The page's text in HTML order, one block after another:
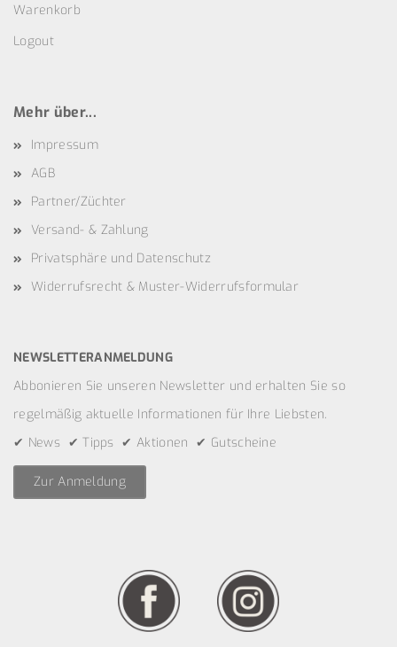
Warenkorb
Logout
Mehr über...
Impressum
AGB
Partner/Züchter
Versand- & Zahlung
Privatsphäre und Datenschutz
Widerrufsrecht & Muster-Widerrufsformular
NEWSLETTERANMELDUNG
Abbonieren Sie unseren Newsletter und erhalten Sie so
regelmäßig aktuelle Informationen für Ihre Liebsten.
✔ News ✔ Tipps ✔ Aktionen ✔ Gutscheine
Zur Anmeldung